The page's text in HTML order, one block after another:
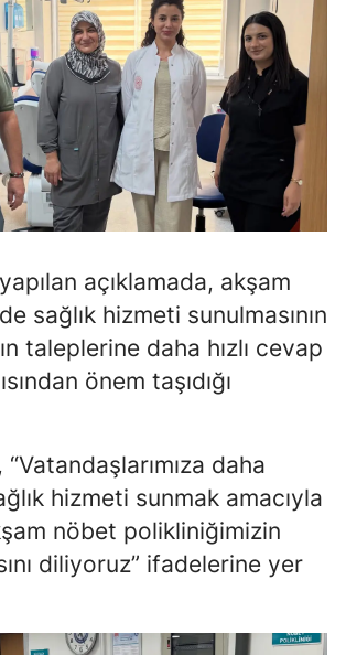
Gümüşhane
Hakkari
Hatay
Isparta
Mersin
İzmir
Kars
Kastamonu
Kırklareli
Kırşehir
Kocaeli
açıklamada, akşam
sağlık hizmeti sunulmasının
taleplerine daha hızlı cevap
önem taşıdığı
“Vatandaşlarımıza daha
hizmeti sunmak amacıyla
nöbet polikliniğimizin
diliyoruz” ifadelerine yer